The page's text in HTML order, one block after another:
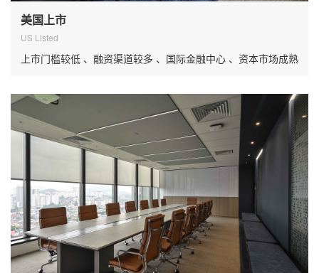
美国上市
US Listed
上市门槛较低 、融资渠道较多 、国际金融中心 、资本市场成熟